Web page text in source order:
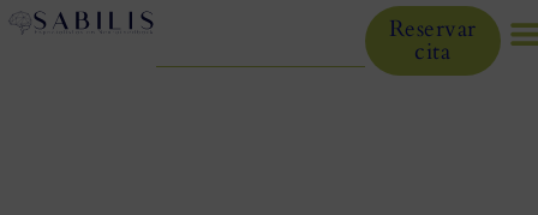
Reservar
cita